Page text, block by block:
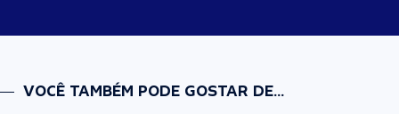
VOCÊ TAMBÉM PODE GOSTAR DE...